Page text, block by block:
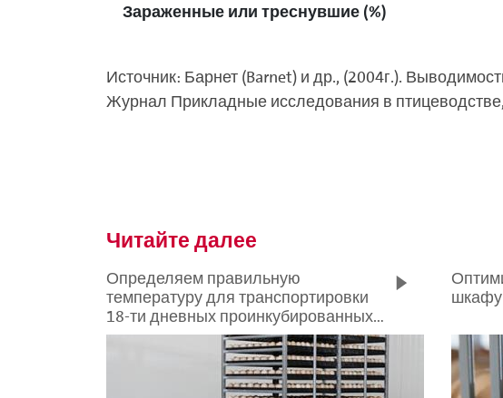
Зараженные или треснувшие (%)
Источник: Барнет (Barnet) и др., (2004г.).
Журнал Прикладные исследования в
Читайте далее
Определяем правильную
температуру для транспортировки
18-ти дневных проинкубированных
яиц
шкафу